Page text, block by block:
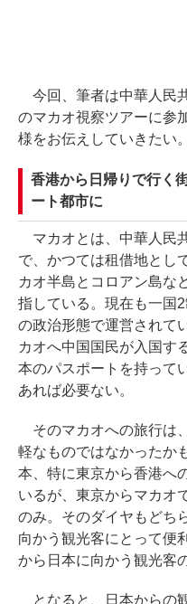
今回、筆者は中華人民
のマカオ視察ツアーに参
様をお伝えしていきたい。
香港から日帰りで行く
ート都市に
マカオとは、中華人民
で、かつては租借地とし
カオ半島とコロアン島な
指している。現在も一国
の政治形態で運営されて
カオへ中国国民が入国す
本のパスポートを持って
あれば必要ない。
そのマカオへの旅行は
軽なものではなかったか
本、特に東京から香港へ
いるが、東京からマカオ
のみ。そのダイヤもどち
向かう観光客にとって便
から日本に向かう観光客
となると、日本からの